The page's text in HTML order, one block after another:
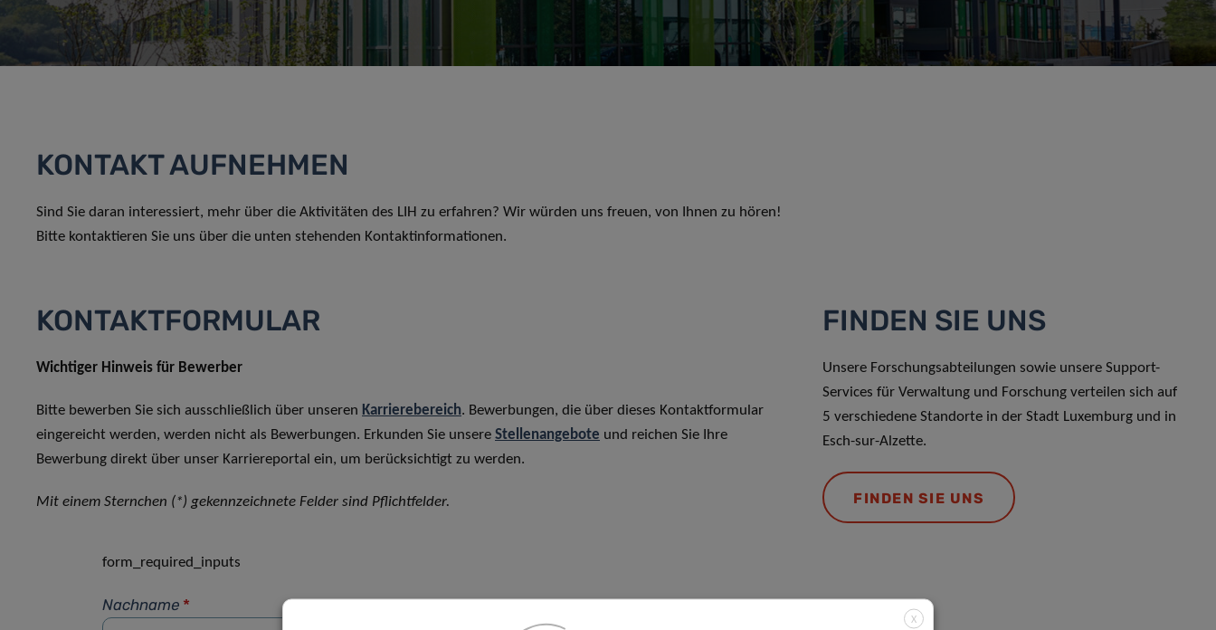
KONTAKT AUFNEHMEN
Sind Sie daran interessiert, mehr über die Aktivitäten des LIH zu erfahren? Wir würden uns freuen, von Ihnen zu hören!
Bitte kontaktieren Sie uns über die unten stehenden Kontaktinformationen.
KONTAKTFORMULAR
Wichtiger Hinweis für Bewerber
Bitte bewerben Sie sich ausschließlich über unseren Karrierebereich. Bewerbungen, die über dieses Kontaktformular
eingereicht werden, werden nicht als Bewerbungen. Erkunden Sie unsere Stellenangebote und reichen Sie Ihre
Bewerbung direkt über unser Karriereportal ein, um berücksichtigt zu werden.
Mit einem Sternchen (*) gekennzeichnete Felder sind Pflichtfelder.
form_required_inputs
Nachname * Vorname*
FINDEN SIE UNS
Unsere Forschungsabteilungen sowie unsere Support-
Services für Verwaltung und Forschung verteilen sich auf
5 verschiedene Standorte in der Stadt Luxemburg und in
Esch-sur-Alzette.
FINDEN SIE UNS
X